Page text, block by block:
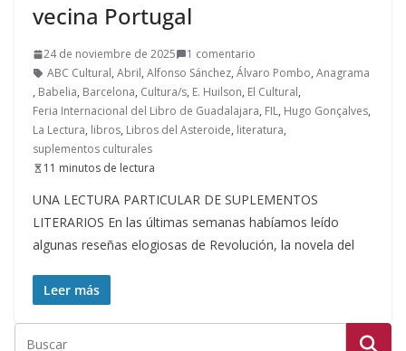
vecina Portugal
24 de noviembre de 2025
1 comentario
ABC Cultural, Abril, Alfonso Sánchez, Álvaro Pombo, Anagrama
, Babelia, Barcelona, Cultura/s, E. Huilson, El Cultural,
Feria Internacional del Libro de Guadalajara, FIL, Hugo Gonçalves,
La Lectura, libros, Libros del Asteroide, literatura,
suplementos culturales
11 minutos de lectura
UNA LECTURA PARTICULAR DE SUPLEMENTOS
LITERARIOS En las últimas semanas habíamos leído
algunas reseñas elogiosas de Revolución, la novela del
Leer más